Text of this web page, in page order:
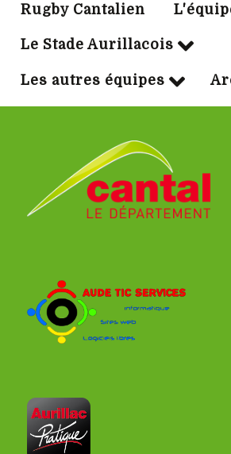
Rugby Cantalien
Le Stade Aurillacois
Les autres équipes